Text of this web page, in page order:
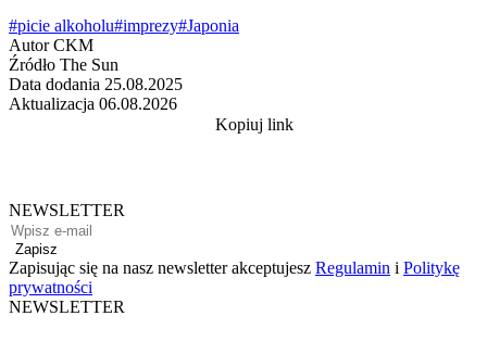
#picie alkoholu#imprezy#Japonia
Autor CKM
Źródło The Sun
Data dodania 25.08.2025
Aktualizacja 06.08.2026
Kopiuj link
NEWSLETTER
Zapisz
Zapisując się na nasz newsletter akceptujesz Regulamin i Politykę
prywatności
NEWSLETTER